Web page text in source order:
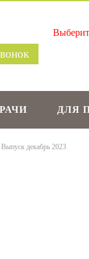
ДЛЯ
Выпуск декабрь 2023